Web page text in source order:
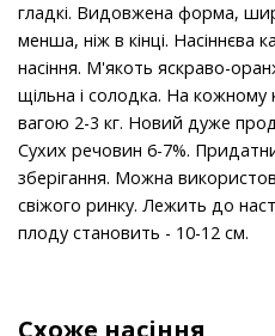
гладкі. Видовжена форма,
менша, ніж в кінці. Насіннєва
насіння. М'якоть яскраво-
щільна і солодка. На кожному
вагою 2-3 кг. Новий дуже
Сухих речовин 6-7%.
зберігання. Можна
свіжого ринку. Лежить до
плоду становить - 10-12 см.